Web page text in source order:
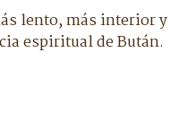
lento, más interior y
espiritual de Bután.